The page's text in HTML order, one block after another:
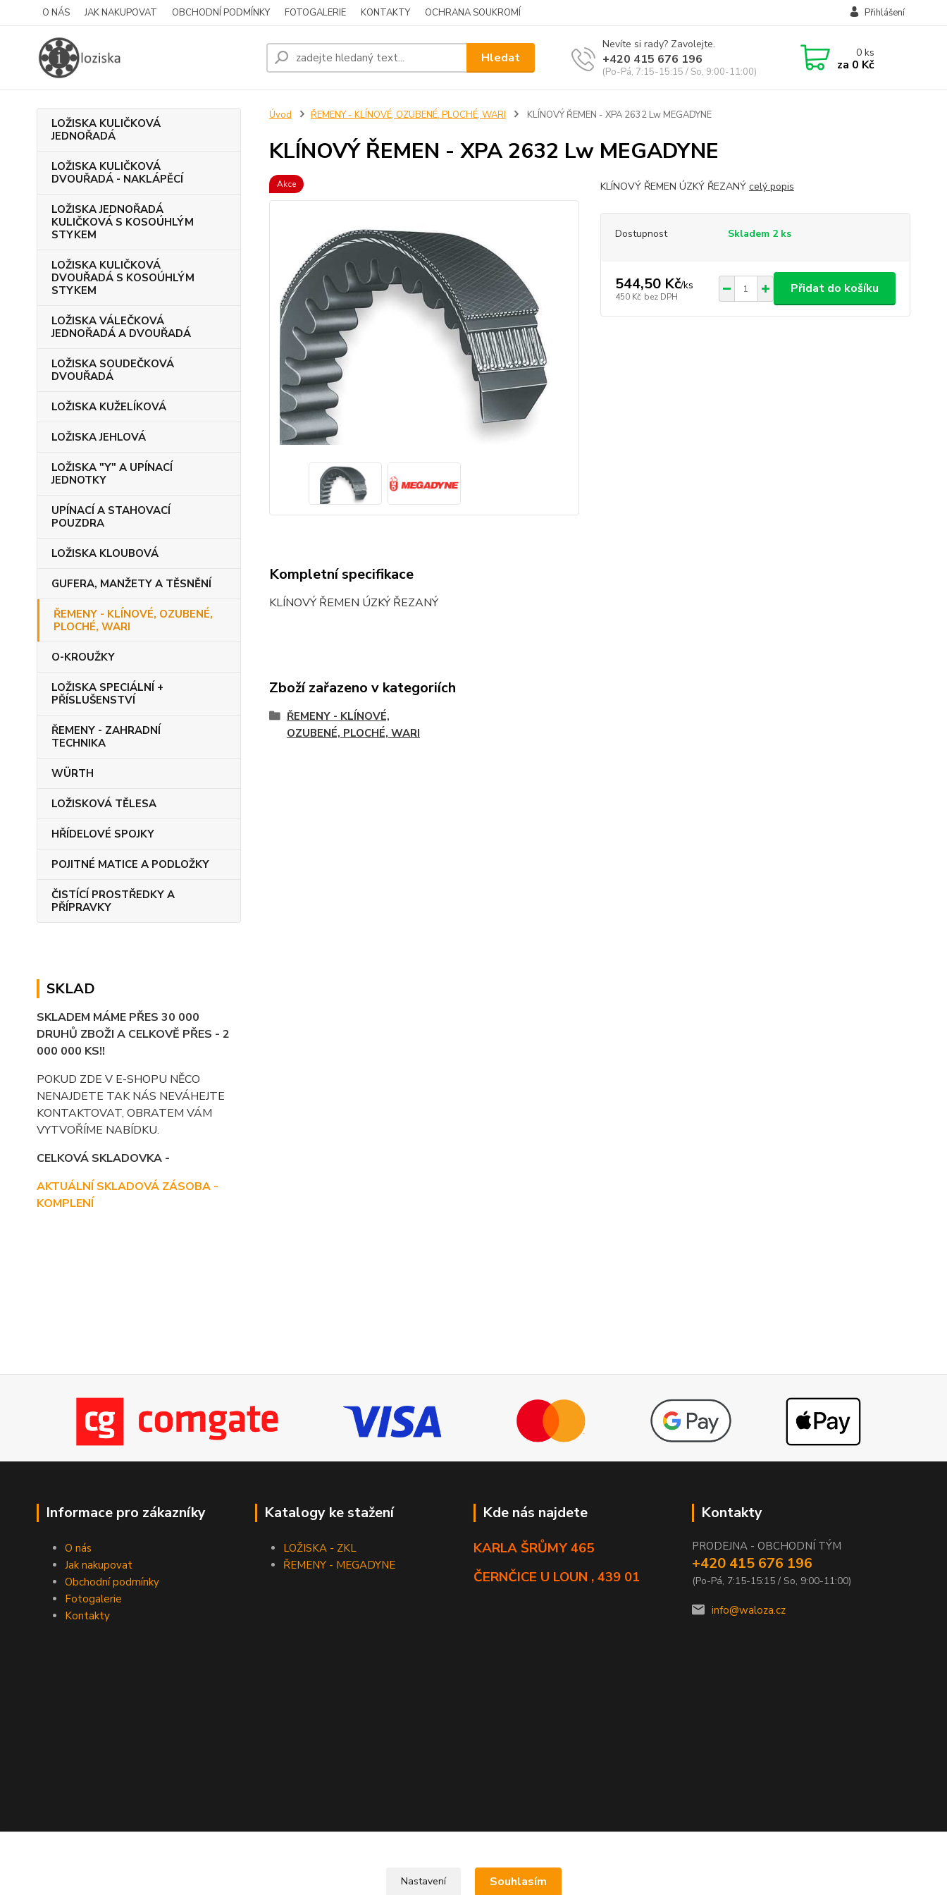
O NÁS JAK NAKUPOVAT OBCHODNÍ PODMÍNKY FOTOGALERIE KONTAKTY OCHRANA SOUKROMÍ Přihlášení
Hledat
Nevíte si rady? Zavolejte.
+420 415 676 196
(Po-Pá, 7:15-15:15 / So, 9:00-11:00)
0ks
za 0 Kč
LOŽISKA KULIČKOVÁ
JEDNOŘADÁ
LOŽISKA KULIČKOVÁ
DVOUŘADÁ - NAKLÁPĚCÍ
LOŽISKA JEDNOŘADÁ
KULIČKOVÁ S KOSOÚHLÝM
STYKEM
LOŽISKA KULIČKOVÁ
DVOUŘADÁ S KOSOÚHLÝM
STYKEM
LOŽISKA VÁLEČKOVÁ
JEDNOŘADÁ A DVOUŘADÁ
LOŽISKA SOUDEČKOVÁ
DVOUŘADÁ
LOŽISKA KUŽELÍKOVÁ
LOŽISKA JEHLOVÁ
LOŽISKA "Y" A UPÍNACÍ
JEDNOTKY
UPÍNACÍ A STAHOVACÍ
POUZDRA
LOŽISKA KLOUBOVÁ
GUFERA, MANŽETY A TĚSNĚNÍ
ŘEMENY - KLÍNOVÉ, OZUBENÉ,
PLOCHÉ, WARI
O-KROUŽKY
LOŽISKA SPECIÁLNÍ +
PŘÍSLUŠENSTVÍ
ŘEMENY - ZAHRADNÍ
TECHNIKA
WÜRTH
LOŽISKOVÁ TĚLESA
HŘÍDELOVÉ SPOJKY
POJITNÉ MATICE A PODLOŽKY
ČISTÍCÍ PROSTŘEDKY A
PŘÍPRAVKY
SKLAD
SKLADEM MÁME PŘES 30 000
DRUHŮ ZBOŽI A CELKOVĚ PŘES - 2
000 000 KS!!
POKUD ZDE V E-SHOPU NĚCO
NENAJDETE TAK NÁS NEVÁHEJTE
KONTAKTOVAT, OBRATEM VÁM
VYTVOŘÍME NABÍDKU.
CELKOVÁ SKLADOVKA -
AKTUÁLNÍ SKLADOVÁ ZÁSOBA -
KOMPLENÍ
Úvod ŘEMENY - KLÍNOVÉ, OZUBENÉ, PLOCHÉ, WARI KLÍNOVÝ ŘEMEN - XPA 2632 Lw MEGADYNE
KLÍNOVÝ ŘEMEN - XPA 2632 Lw MEGADYNE
Akce KLÍNOVÝ ŘEMEN ÚZKÝ ŘEZANÝ celý popis
Dostupnost Skladem 2 ks
544,50 Kč/ks
450 Kč bez DPH
Přidat do košíku
Kompletní specifikace
KLÍNOVÝ ŘEMEN ÚZKÝ ŘEZANÝ
Zboží zařazeno v kategoriích
ŘEMENY - KLÍNOVÉ,
OZUBENÉ, PLOCHÉ, WARI
Informace pro zákazníky
O nás
Jak nakupovat
Obchodní podmínky
Fotogalerie
Kontakty
Katalogy ke stažení
LOŽISKA - ZKL
ŘEMENY - MEGADYNE
Kde nás najdete
KARLA ŠRŮMY 465
ČERNČICE U LOUN , 439 01
Kontakty
PRODEJNA - OBCHODNÍ TÝM
+420 415 676 196
(Po-Pá, 7:15-15:15 / So, 9:00-11:00)
info@waloza.cz
Nastavení Souhlasím